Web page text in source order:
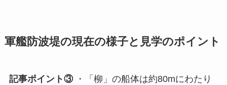
軍艦防波堤の現在の様子と見学のポイント
記事ポイント③・「柳」の船体は約80mにわたり